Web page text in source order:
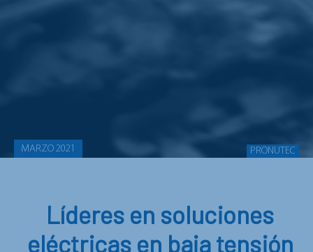
MARZO 2021 PRONUTEC
Líderes en soluciones
eléctricas en baja tensión